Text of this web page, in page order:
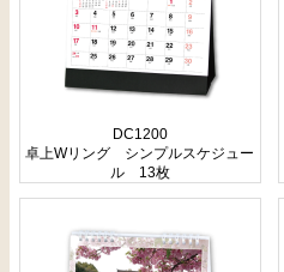
DC1200
卓上Wリング シンプルスケジュー
ル 13枚